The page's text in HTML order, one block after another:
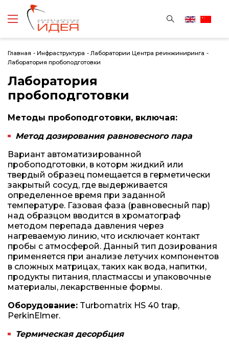
Главная - Инфраструктура - Лаборатории Центра реинжиниринга -
Лаборатория пробоподготовки
Лаборатория
пробоподготовки
Методы пробоподготовки, включая:
Метод дозирования равновесного пара
Вариант автоматизированной
пробоподготовки, в которм жидкий или
твердый образец помещается в герметически
закрытый сосуд, где выдерживается
определенное время при заданной
температуре. Газовая фаза (равновесный пар)
над образцом вводится в хроматограф
методом перепада давления через
нагреваемую линию, что исключает контакт
пробы с атмосферой. Данный тип дозирования
применяется при анализе летучих компонентов
в сложных матрицах, таких как вода, напитки,
продукты питания, пластмассы и упаковочные
материалы, лекарственные формы.
Оборудование: Turbomatrix HS 40 trap,
PerkinElmer.
Термическая десорбция